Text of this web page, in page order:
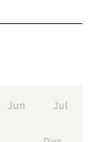
Jun Jul